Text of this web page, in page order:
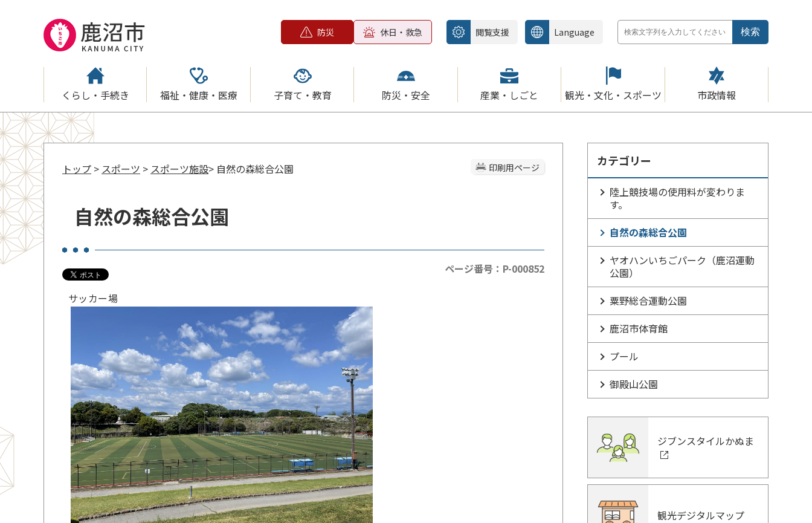
防災 休日・救急 閲覧支援 Language
くらし・手続き 福祉・健康・医療 子育て・教育 防災・安全 産業・しごと 観光・文化・スポーツ 市政情報
印刷用ページ
トップ > スポーツ > スポーツ施設> 自然の森総合公園
自然の森総合公園
ページ番号：P-000852
サッカー場
カテゴリー
陸上競技場の使用料が変わりま
す。
自然の森総合公園
ヤオハンいちごパーク（鹿沼運動
公園）
粟野総合運動公園
鹿沼市体育館
プール
御殿山公園
ジブンスタイルかぬま
観光デジタルマップ